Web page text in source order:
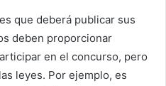
que deberá publicar sus
deben proporcionar
en el concurso, pero
leyes. Por ejemplo, es